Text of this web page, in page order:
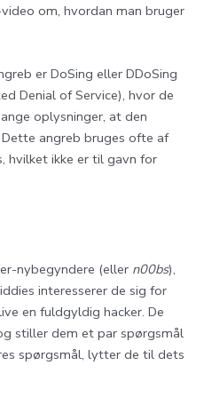
om, hvordan man bruger
er DoSing eller DDoSing
Denial of Service), hvor de
oplysninger, at den
angreb bruges ofte af
hvilket ikke er til gavn for
nybegyndere (eller n00bs),
interesserer de sig for
en fuldgyldig hacker. De
stiller dem et par spørgsmål
spørgsmål, lytter de til dets